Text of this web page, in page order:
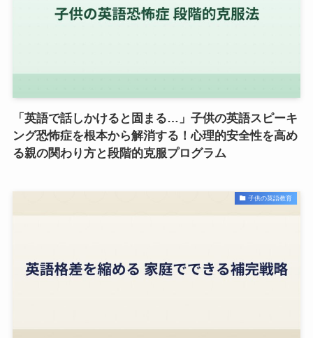
「英語で話しかけると固まる…」子供の英語スピーキ
ング恐怖症を根本から解消する！心理的安全性を高め
る親の関わり方と段階的克服プログラム
子供の英語教育